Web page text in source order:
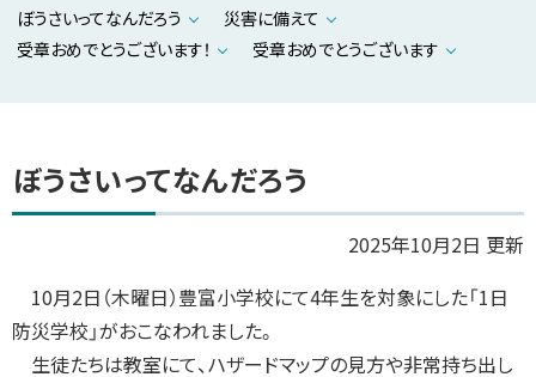
ぼうさいってなんだろう
災害に備えて
受章おめでとうございます！
受章おめでとうございます
ぼうさいってなんだろう
2025年10月2日 更新
10月2日（木曜日）豊富小学校にて4年生を対象にした「1日
防災学校」がおこなわれました。
生徒たちは教室にて、ハザードマップの見方や非常持ち出し